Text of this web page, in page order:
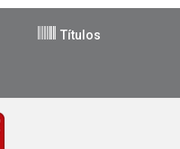
Títulos